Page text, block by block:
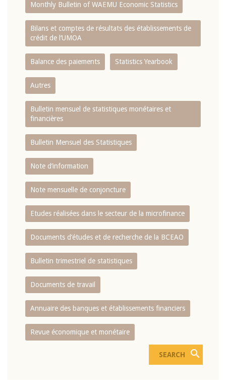
Monthly Bulletin of WAEMU Economic Statistics
Bilans et comptes de résultats des établissements de
crédit de l‘UMOA
Balance des paiements Statistics Yearbook
Autres
Bulletin mensuel de statistiques monétaires et
financières
Bulletin Mensuel des Statistiques
Note d’information
Note mensuelle de conjoncture
Etudes réalisées dans le secteur de la microfinance
Documents d’études et de recherche de la BCEAO
Bulletin trimestriel de statistiques
Documents de travail
Annuaire des banques et établissements financiers
Revue économique et monétaire